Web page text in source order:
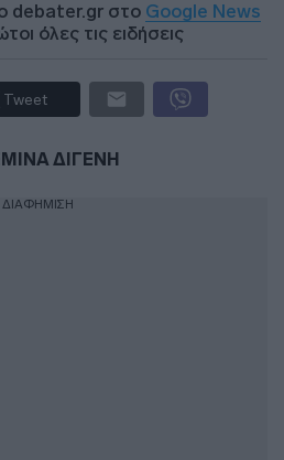
debater.gr στο Google News
όλες τις ειδήσεις
Tweet
ΔΙΓΕΝΗ
ΔΙΑΦΗΜΙΣΗ